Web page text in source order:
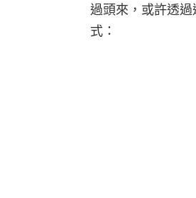
過頭來，或許透
式：